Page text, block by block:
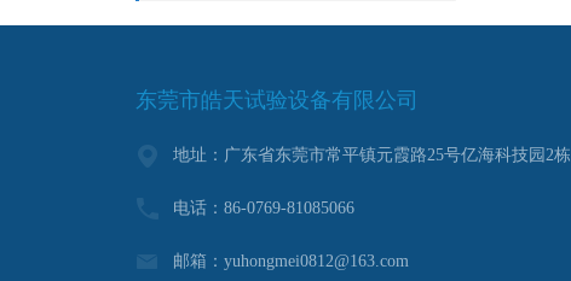
东莞市皓天试验设备有限公司
地址：广东省东莞市常平镇元霞路25号亿海科技园2栋
电话：86-0769-81085066
邮箱：yuhongmei0812@163.com